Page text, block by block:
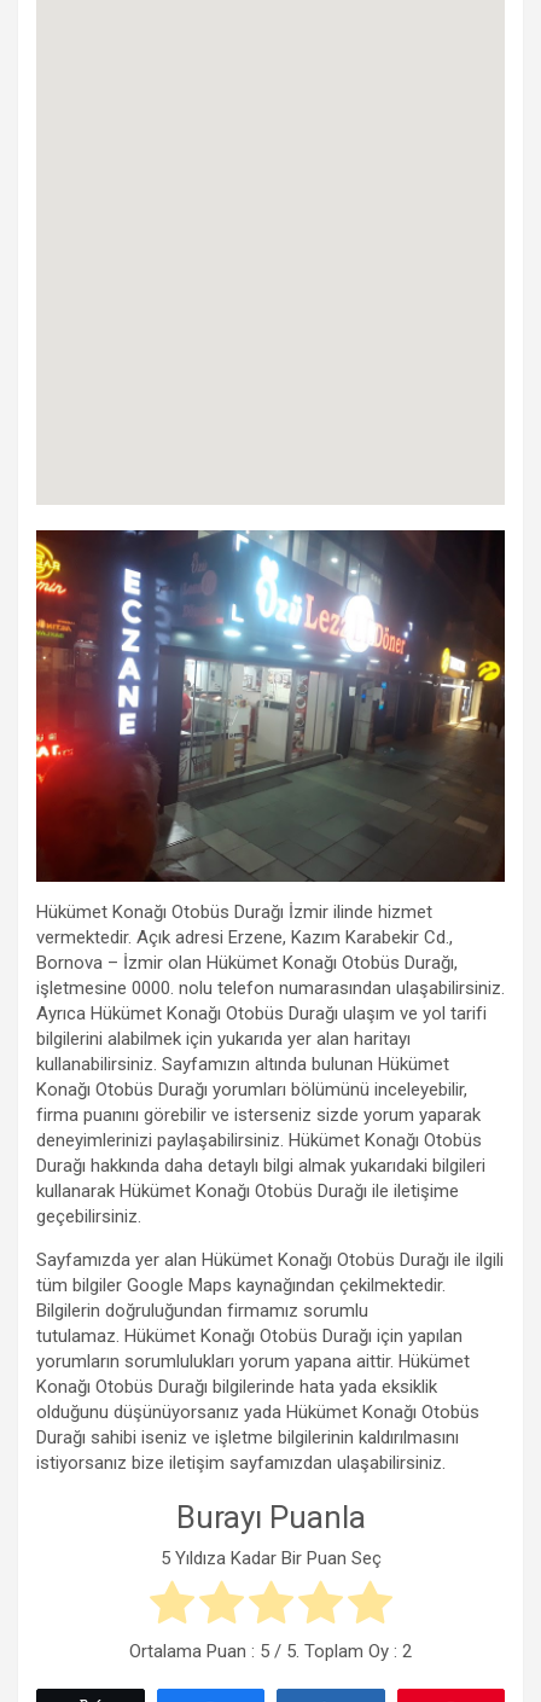
Hükümet Konağı Otobüs Durağı İzmir ilinde hizmet
vermektedir. Açık adresi Erzene, Kazım Karabekir Cd.,
Bornova – İzmir olan Hükümet Konağı Otobüs Durağı,
işletmesine 0000. nolu telefon numarasından ulaşabilirsiniz.
Ayrıca Hükümet Konağı Otobüs Durağı ulaşım ve yol tarifi
bilgilerini alabilmek için yukarıda yer alan haritayı
kullanabilirsiniz. Sayfamızın altında bulunan Hükümet
Konağı Otobüs Durağı yorumları bölümünü inceleyebilir,
firma puanını görebilir ve isterseniz sizde yorum yaparak
deneyimlerinizi paylaşabilirsiniz. Hükümet Konağı Otobüs
Durağı hakkında daha detaylı bilgi almak yukarıdaki bilgileri
kullanarak Hükümet Konağı Otobüs Durağı ile iletişime
geçebilirsiniz.
Sayfamızda yer alan Hükümet Konağı Otobüs Durağı ile ilgili
tüm bilgiler Google Maps kaynağından çekilmektedir.
Bilgilerin doğruluğundan firmamız sorumlu
tutulamaz. Hükümet Konağı Otobüs Durağı için yapılan
yorumların sorumlulukları yorum yapana aittir. Hükümet
Konağı Otobüs Durağı bilgilerinde hata yada eksiklik
olduğunu düşünüyorsanız yada Hükümet Konağı Otobüs
Durağı sahibi iseniz ve işletme bilgilerinin kaldırılmasını
istiyorsanız bize iletişim sayfamızdan ulaşabilirsiniz.
Burayı Puanla
5 Yıldıza Kadar Bir Puan Seç
Ortalama Puan : 5 / 5. Toplam Oy : 2